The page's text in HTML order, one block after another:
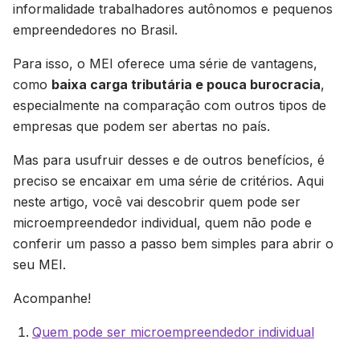
informalidade trabalhadores autônomos e pequenos
empreendedores no Brasil.
Para isso, o MEI oferece uma série de vantagens,
como baixa carga tributária e pouca burocracia,
especialmente na comparação com outros tipos de
empresas que podem ser abertas no país.
Mas para usufruir desses e de outros benefícios, é
preciso se encaixar em uma série de critérios. Aqui
neste artigo, você vai descobrir quem pode ser
microempreendedor individual, quem não pode e
conferir um passo a passo bem simples para abrir o
seu MEI.
Acompanhe!
Quem pode ser microempreendedor individual